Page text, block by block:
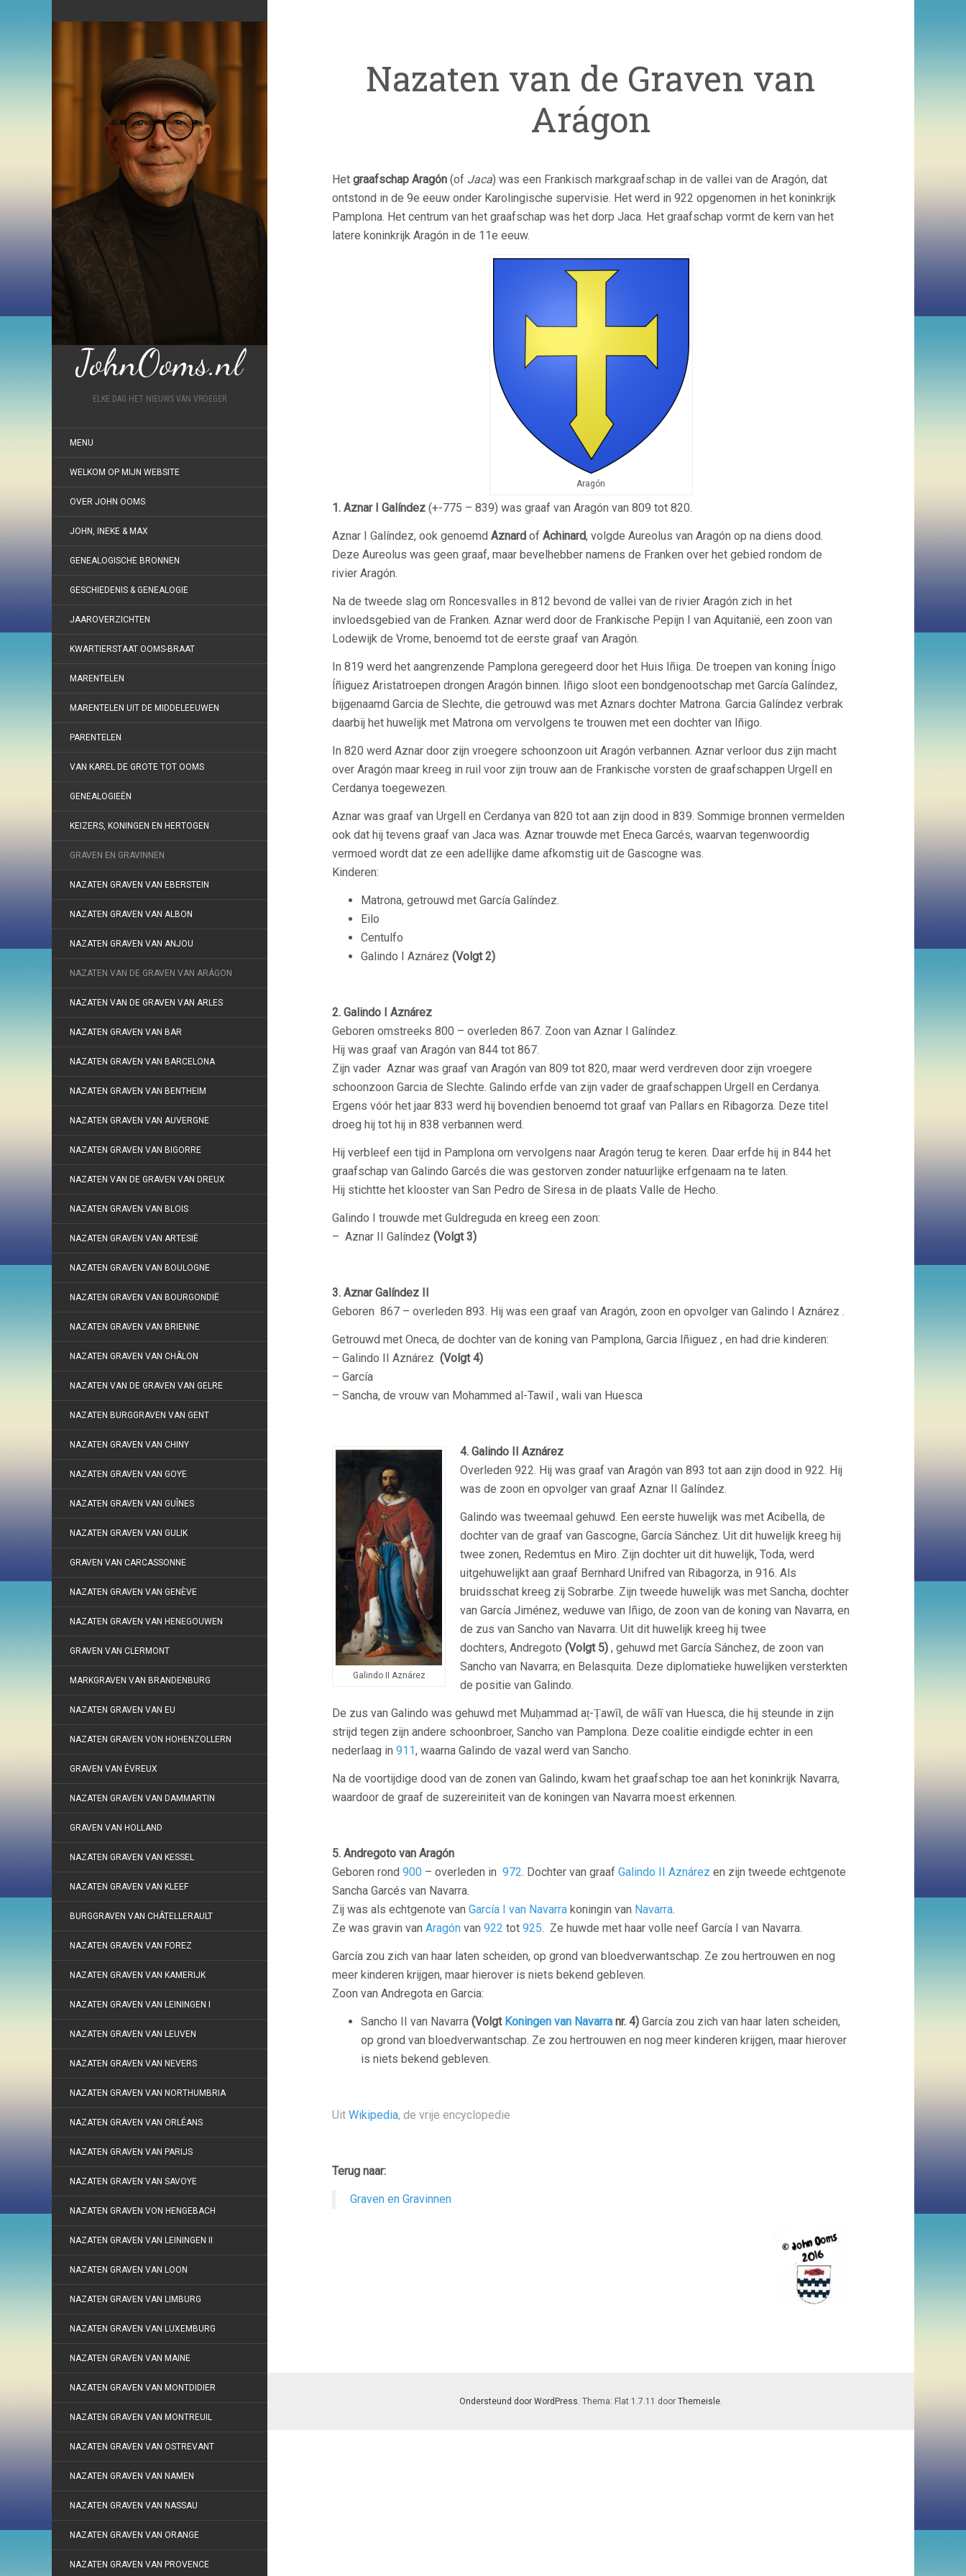
JohnOoms.nl
ELKE DAG HET NIEUWS VAN VROEGER
MENU
WELKOM OP MIJN WEBSITE
OVER JOHN OOMS
JOHN, INEKE & MAX
GENEALOGISCHE BRONNEN
GESCHIEDENIS & GENEALOGIE
JAAROVERZICHTEN
KWARTIERSTAAT OOMS-BRAAT
MARENTELEN
MARENTELEN UIT DE MIDDELEEUWEN
PARENTELEN
VAN KAREL DE GROTE TOT OOMS
GENEALOGIEËN
KEIZERS, KONINGEN EN HERTOGEN
GRAVEN EN GRAVINNEN
NAZATEN GRAVEN VAN EBERSTEIN
NAZATEN GRAVEN VAN ALBON
NAZATEN GRAVEN VAN ANJOU
NAZATEN VAN DE GRAVEN VAN ARÁGON
NAZATEN VAN DE GRAVEN VAN ARLES
NAZATEN GRAVEN VAN BAR
NAZATEN GRAVEN VAN BARCELONA
NAZATEN GRAVEN VAN BENTHEIM
NAZATEN GRAVEN VAN AUVERGNE
NAZATEN GRAVEN VAN BIGORRE
NAZATEN VAN DE GRAVEN VAN DREUX
NAZATEN GRAVEN VAN BLOIS
NAZATEN GRAVEN VAN ARTESIË
NAZATEN GRAVEN VAN BOULOGNE
NAZATEN GRAVEN VAN BOURGONDIË
NAZATEN GRAVEN VAN BRIENNE
NAZATEN GRAVEN VAN CHÂLON
NAZATEN VAN DE GRAVEN VAN GELRE
NAZATEN BURGGRAVEN VAN GENT
NAZATEN GRAVEN VAN CHINY
NAZATEN GRAVEN VAN GOYE
NAZATEN GRAVEN VAN GUÎNES
NAZATEN GRAVEN VAN GULIK
GRAVEN VAN CARCASSONNE
NAZATEN GRAVEN VAN GENÈVE
NAZATEN GRAVEN VAN HENEGOUWEN
GRAVEN VAN CLERMONT
MARKGRAVEN VAN BRANDENBURG
NAZATEN GRAVEN VAN EU
NAZATEN GRAVEN VON HOHENZOLLERN
GRAVEN VAN ÉVREUX
NAZATEN GRAVEN VAN DAMMARTIN
GRAVEN VAN HOLLAND
NAZATEN GRAVEN VAN KESSEL
NAZATEN GRAVEN VAN KLEEF
BURGGRAVEN VAN CHÂTELLERAULT
NAZATEN GRAVEN VAN FOREZ
NAZATEN GRAVEN VAN KAMERIJK
NAZATEN GRAVEN VAN LEININGEN I
NAZATEN GRAVEN VAN LEUVEN
NAZATEN GRAVEN VAN NEVERS
NAZATEN GRAVEN VAN NORTHUMBRIA
NAZATEN GRAVEN VAN ORLÉANS
NAZATEN GRAVEN VAN PARIJS
NAZATEN GRAVEN VAN SAVOYE
NAZATEN GRAVEN VON HENGEBACH
NAZATEN GRAVEN VAN LEININGEN II
NAZATEN GRAVEN VAN LOON
NAZATEN GRAVEN VAN LIMBURG
NAZATEN GRAVEN VAN LUXEMBURG
NAZATEN GRAVEN VAN MAINE
NAZATEN GRAVEN VAN MONTDIDIER
NAZATEN GRAVEN VAN MONTREUIL
NAZATEN GRAVEN VAN OSTREVANT
NAZATEN GRAVEN VAN NAMEN
NAZATEN GRAVEN VAN NASSAU
NAZATEN GRAVEN VAN ORANGE
NAZATEN GRAVEN VAN PROVENCE
Nazaten van de Graven van
Arágon
Het graafschap Aragón (of Jaca) was een Frankisch markgraafschap in de vallei van de Aragón, dat
ontstond in de 9e eeuw onder Karolingische supervisie. Het werd in 922 opgenomen in het koninkrijk
Pamplona. Het centrum van het graafschap was het dorp Jaca. Het graafschap vormt de kern van het
latere koninkrijk Aragón in de 11e eeuw.
Aragón
1. Aznar I Galíndez (+-775 – 839) was graaf van Aragón van 809 tot 820.
Aznar I Galíndez, ook genoemd Aznard of Achinard, volgde Aureolus van Aragón op na diens dood.
Deze Aureolus was geen graaf, maar bevelhebber namens de Franken over het gebied rondom de
rivier Aragón.
Na de tweede slag om Roncesvalles in 812 bevond de vallei van de rivier Aragón zich in het
invloedsgebied van de Franken. Aznar werd door de Frankische Pepijn I van Aquitanië, een zoon van
Lodewijk de Vrome, benoemd tot de eerste graaf van Aragón.
In 819 werd het aangrenzende Pamplona geregeerd door het Huis Iñiga. De troepen van koning Ínigo
Íñiguez Aristatroepen drongen Aragón binnen. Iñigo sloot een bondgenootschap met García Galíndez,
bijgenaamd Garcia de Slechte, die getrouwd was met Aznars dochter Matrona. Garcia Galíndez verbrak
daarbij het huwelijk met Matrona om vervolgens te trouwen met een dochter van Iñigo.
In 820 werd Aznar door zijn vroegere schoonzoon uit Aragón verbannen. Aznar verloor dus zijn macht
over Aragón maar kreeg in ruil voor zijn trouw aan de Frankische vorsten de graafschappen Urgell en
Cerdanya toegewezen.
Aznar was graaf van Urgell en Cerdanya van 820 tot aan zijn dood in 839. Sommige bronnen vermelden
ook dat hij tevens graaf van Jaca was. Aznar trouwde met Eneca Garcés, waarvan tegenwoordig
vermoed wordt dat ze een adellijke dame afkomstig uit de Gascogne was.
Kinderen:
Matrona, getrouwd met García Galíndez.
Eilo
Centulfo
Galindo I Aznárez (Volgt 2)
2. Galindo I Aznárez
Geboren omstreeks 800 – overleden 867. Zoon van Aznar I Galíndez.
Hij was graaf van Aragón van 844 tot 867.
Zijn vader Aznar was graaf van Aragón van 809 tot 820, maar werd verdreven door zijn vroegere
schoonzoon Garcia de Slechte. Galindo erfde van zijn vader de graafschappen Urgell en Cerdanya.
Ergens vóór het jaar 833 werd hij bovendien benoemd tot graaf van Pallars en Ribagorza. Deze titel
droeg hij tot hij in 838 verbannen werd.
Hij verbleef een tijd in Pamplona om vervolgens naar Aragón terug te keren. Daar erfde hij in 844 het
graafschap van Galindo Garcés die was gestorven zonder natuurlijke erfgenaam na te laten.
Hij stichtte het klooster van San Pedro de Siresa in de plaats Valle de Hecho.
Galindo I trouwde met Guldreguda en kreeg een zoon:
– Aznar II Galíndez (Volgt 3)
3. Aznar Galíndez II
Geboren 867 – overleden 893. Hij was een graaf van Aragón, zoon en opvolger van Galindo I Aznárez .
Getrouwd met Oneca, de dochter van de koning van Pamplona, Garcia Iñiguez , en had drie kinderen:
– Galindo II Aznárez (Volgt 4)
– García
– Sancha, de vrouw van Mohammed al-Tawil , wali van Huesca
Galindo II Aznárez
4. Galindo II Aznárez
Overleden 922. Hij was graaf van Aragón van 893 tot aan zijn dood in 922. Hij
was de zoon en opvolger van graaf Aznar II Galíndez.
Galindo was tweemaal gehuwd. Een eerste huwelijk was met Acibella, de
dochter van de graaf van Gascogne, García Sánchez. Uit dit huwelijk kreeg hij
twee zonen, Redemtus en Miro. Zijn dochter uit dit huwelijk, Toda, werd
uitgehuwelijkt aan graaf Bernhard Unifred van Ribagorza, in 916. Als
bruidsschat kreeg zij Sobrarbe. Zijn tweede huwelijk was met Sancha, dochter
van García Jiménez, weduwe van Iñigo, de zoon van de koning van Navarra, en
de zus van Sancho van Navarra. Uit dit huwelijk kreeg hij twee
dochters, Andregoto (Volgt 5) , gehuwd met García Sánchez, de zoon van
Sancho van Navarra; en Belasquita. Deze diplomatieke huwelijken versterkten
de positie van Galindo.
De zus van Galindo was gehuwd met Muḥammad aṭ-Ṭawīl, de wālī van Huesca, die hij steunde in zijn
strijd tegen zijn andere schoonbroer, Sancho van Pamplona. Deze coalitie eindigde echter in een
nederlaag in 911, waarna Galindo de vazal werd van Sancho.
Na de voortijdige dood van de zonen van Galindo, kwam het graafschap toe aan het koninkrijk Navarra,
waardoor de graaf de suzereiniteit van de koningen van Navarra moest erkennen.
5. Andregoto van Aragón
Geboren rond 900 – overleden in 972. Dochter van graaf Galindo II Aznárez en zijn tweede echtgenote
Sancha Garcés van Navarra.
Zij was als echtgenote van García I van Navarra koningin van Navarra.
Ze was gravin van Aragón van 922 tot 925. Ze huwde met haar volle neef García I van Navarra.
García zou zich van haar laten scheiden, op grond van bloedverwantschap. Ze zou hertrouwen en nog
meer kinderen krijgen, maar hierover is niets bekend gebleven.
Zoon van Andregota en Garcia:
Sancho II van Navarra (Volgt Koningen van Navarra nr. 4) García zou zich van haar laten scheiden,
op grond van bloedverwantschap. Ze zou hertrouwen en nog meer kinderen krijgen, maar hierover
is niets bekend gebleven.
Uit Wikipedia, de vrije encyclopedie
Terug naar:
Graven en Gravinnen
Ondersteund door WordPress. Thema: Flat 1.7.11 door Themeisle.